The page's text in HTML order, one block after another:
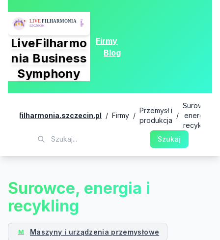
LiveFilharmo
nia Business
Symphony
Firmy
Blog
livefilharmonia.szczecin.pl / Firmy /
Przemysł i
produkcja
/
Surowce,
energia i
recykling
Szukaj
Surowce, energia i
recykling
M Maszyny i urządzenia przemysłowe